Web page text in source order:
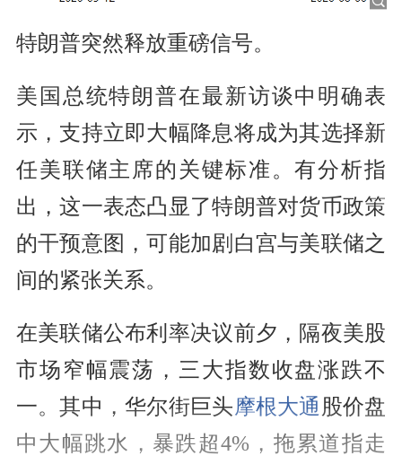
特朗普突然释放重磅信号。
美国总统特朗普在最新访谈中明确表
示，支持立即大幅降息将成为其选择新
任美联储主席的关键标准。有分析指
出，这一表态凸显了特朗普对货币政策
的干预意图，可能加剧白宫与美联储之
间的紧张关系。
在美联储公布利率决议前夕，隔夜美股
市场窄幅震荡，三大指数收盘涨跌不
一。其中，华尔街巨头摩根大通 股价盘
中大幅跳水，暴跌超4%，拖累道指走